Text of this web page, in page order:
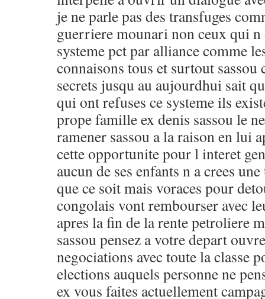
je ne parle pas des transfuges
guerriere mounari non ceux qui n
systeme pct par alliance comme
connaisons tous et surtout sassou
secrets jusqu au aujourdhui sait
qui ont refuses ce systeme ils
prope famille ex denis sassou le
ramener sassou a la raison en lui
cette opportunite pour l interet
aucun de ses enfants n a crees
que ce soit mais voraces pour
congolais vont rembourser avec
apres la fin de la rente petroliere
sassou pensez a votre depart
negociations avec toute la classe
elections auquels personne ne
ex vous faites actuellement